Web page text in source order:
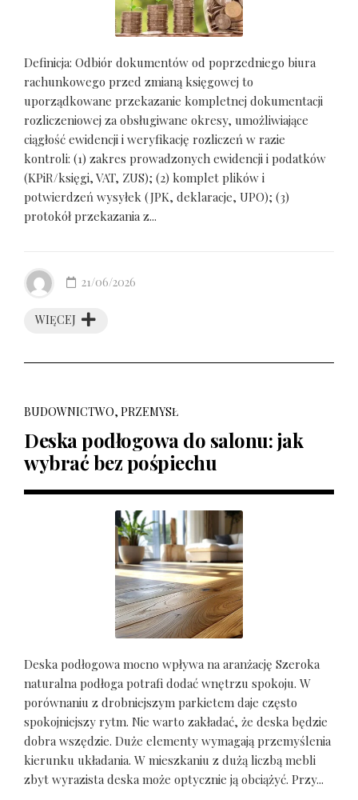
Definicja: Odbiór dokumentów od poprzedniego biura
rachunkowego przed zmianą księgowej to
uporządkowane przekazanie kompletnej dokumentacji
rozliczeniowej za obsługiwane okresy, umożliwiające
ciągłość ewidencji i weryfikację rozliczeń w razie
kontroli: (1) zakres prowadzonych ewidencji i podatków
(KPiR/księgi, VAT, ZUS); (2) komplet plików i
potwierdzeń wysyłek (JPK, deklaracje, UPO); (3)
protokół przekazania z...
WIĘCEJ
21/06/2026
BUDOWNICTWO, PRZEMYSŁ
Deska podłogowa do salonu: jak
wybrać bez pośpiechu
Deska podłogowa mocno wpływa na aranżację Szeroka
naturalna podłoga potrafi dodać wnętrzu spokoju. W
porównaniu z drobniejszym parkietem daje często
spokojniejszy rytm. Nie warto zakładać, że deska będzie
dobra wszędzie. Duże elementy wymagają przemyślenia
kierunku układania. W mieszkaniu z dużą liczbą mebli
zbyt wyrazista deska może optycznie ją obciążyć. Przy...